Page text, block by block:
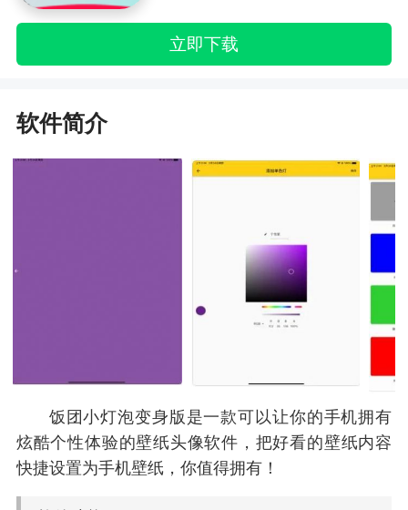
立即下载
软件简介
饭团小灯泡变身版是一款可以让你的手机拥有
炫酷个性体验的壁纸头像软件，把好看的壁纸内容
快捷设置为手机壁纸，你值得拥有！